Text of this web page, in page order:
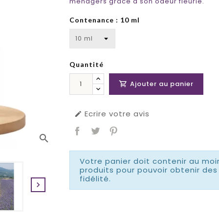
search

Contenance : 10 ml
Quantité
 Ajouter au panier
 Ecrire votre avis
Votre panier doit contenir au
produits pour pouvoir obtenir
fidélité.